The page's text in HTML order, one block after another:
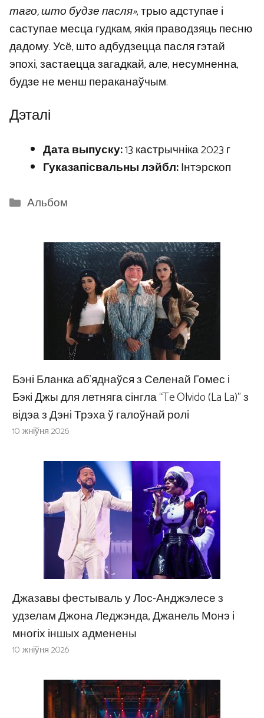
таго, што будзе пасля», трыо адступае і
саступае месца гудкам, якія праводзяць песню
дадому. Усё, што адбудзецца пасля гэтай
эпохі, застаецца загадкай, але, несумненна,
будзе не менш пераканаўчым.
Дэталі
Дата выпуску:13 кастрычніка 2023 г
Гуказапісвальны лэйбл:Інтэрскоп
Categories
Альбом
Бэні Бланка аб’яднаўся з Селенай Гомес і
Бэкі Джы для летняга сінгла “Te Olvido (La La)” з
відэа з Дэні Трэха ў галоўнай ролі
10 жніўня 2026
Джазавы фестываль у Лос-Анджэлесе з
удзелам Джона Леджэнда, Джанель Монэ і
многіх іншых адменены
10 жніўня 2026